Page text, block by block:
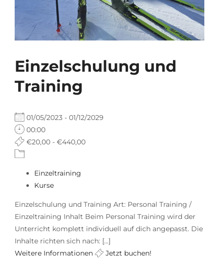
Einzelschulung und
Training
01/05/2023 - 01/12/2029
00:00
€20,00 - €440,00
Einzeltraining
Kurse
Einzelschulung und Training Art: Personal Training /
Einzeltraining Inhalt Beim Personal Training wird der
Unterricht komplett individuell auf dich angepasst. Die
Inhalte richten sich nach: [...]
Weitere Informationen
Jetzt buchen!